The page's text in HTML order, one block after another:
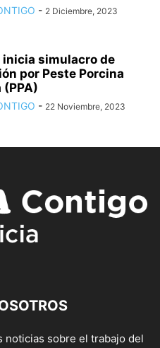
- 2 Diciembre, 2023
inicia simulacro de
por Peste Porcina
- 22 Noviembre, 2023
noticias sobre el trabajo del